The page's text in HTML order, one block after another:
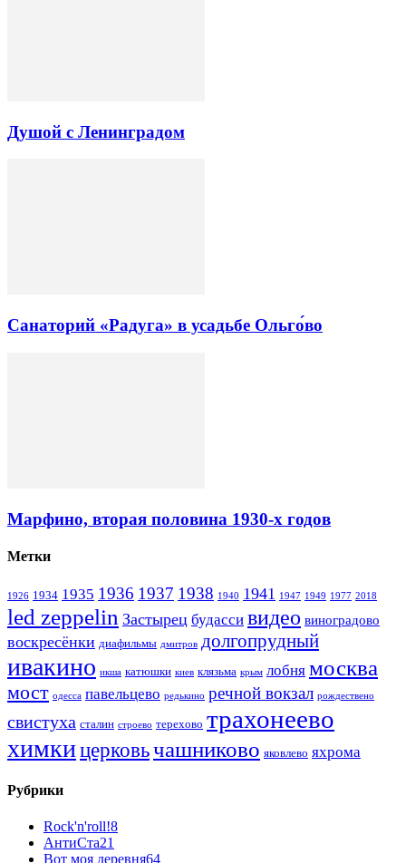
Душой с Ленинградом
Санаторий «Радуга» в усадьбе Ольго́во
Марфино, вторая половина 1930-х годов
Метки
1926 1934 1935 1936 1937 1938 1940 1941 1947 1949 1977 2018
led zeppelin Застырец будасси видео виноградово
воскресёнки диафильмы дмитров долгопрудный
ивакино икша катюшки киев клязьма крым лобня москва
мост одесса павельцево редькино речной вокзал рождествено
свистуха сталин строево терехово трахонеево
химкицерковьчашниково яковлево яхрома
Рубрики
Rock'n'roll!8
АнтиСта21
Вот моя деревня64